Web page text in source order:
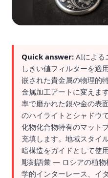
Quick answer: AIによる
しきい値フィルターを適
嵌された貴金属の物理的
金属加工アートに変えま
率で磨かれた銀や金の表
のハイライトとシャドウ
化物化合物特有のマット
充填します。地域スタイ
暗構造をガイドとして使
彫刻語彙 — ロシアの植物
学的インターレース、イ